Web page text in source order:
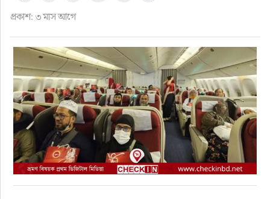
ফুড
হজ-ওমরাহ
ভিডিও
আরও
প্রকাশ: ৩ মাস আগে